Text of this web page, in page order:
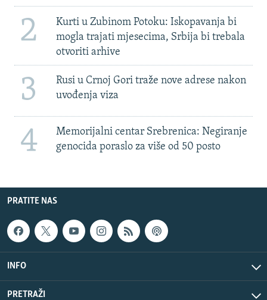
2
Kurti u Zubinom Potoku: Iskopavanja bi
mogla trajati mjesecima, Srbija bi trebala
otvoriti arhive
3
Rusi u Crnoj Gori traže nove adrese nakon
uvođenja viza
4
Memorijalni centar Srebrenica: Negiranje
genocida poraslo za više od 50 posto
PRATITE NAS
INFO
PRETRAŽI